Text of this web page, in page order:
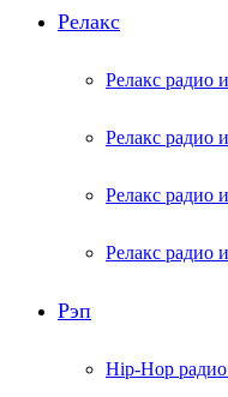
Релакс
Релакс радио
Релакс радио
Релакс радио
Релакс радио
Рэп
Hip-Hop